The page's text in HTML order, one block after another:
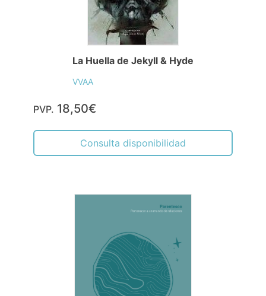
La Huella de Jekyll & Hyde
VVAA
PVP. 18,50€
Consulta disponibilidad